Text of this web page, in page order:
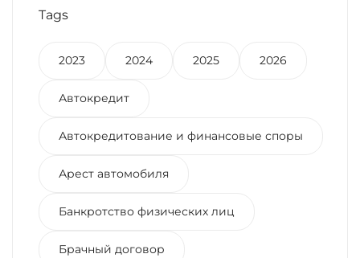
Tags
2023 2024 2025 2026
Автокредит
Автокредитование и финансовые споры
Арест автомобиля
Банкротство физических лиц
Брачный договор